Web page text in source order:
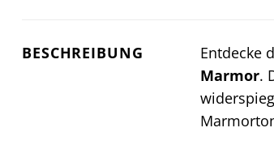
BESCHREIBUNG Entdecke
Marmor.